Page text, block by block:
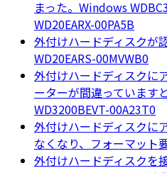
まった。Windows
WD20EARX-00PA5B
外付けハードディスクが
WD20EARS-00MVWB0
外付けハードディスクに
ーターが間違っています
WD3200BEVT-00A23T0
外付けハードディスクに
なくなり、フォーマット
外付けハードディスクを